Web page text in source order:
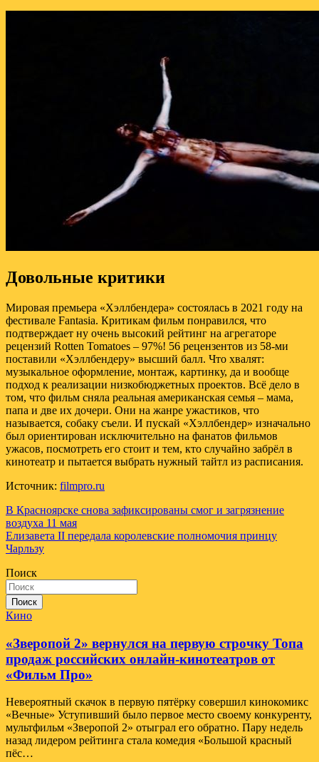
Довольные критики
Мировая премьера «Хэллбендера» состоялась в 2021 году на
фестивале Fantasia. Критикам фильм понравился, что
подтверждает ну очень высокий рейтинг на агрегаторе
рецензий Rotten Tomatoes – 97%! 56 рецензентов из 58-ми
поставили «Хэллбендеру» высший балл. Что хвалят:
музыкальное оформление, монтаж, картинку, да и вообще
подход к реализации низкобюджетных проектов. Всё дело в
том, что фильм сняла реальная американская семья – мама,
папа и две их дочери. Они на жанре ужастиков, что
называется, собаку съели. И пускай «Хэллбендер» изначально
был ориентирован исключительно на фанатов фильмов
ужасов, посмотреть его стоит и тем, кто случайно забрёл в
кинотеатр и пытается выбрать нужный тайтл из расписания.
Источник: filmpro.ru
Навигация
по
записям
В Красноярске снова зафиксированы смог и загрязнение
воздуха 11 мая
Елизавета II передала королевские полномочия принцу
Чарльзу
Поиск
Поиск
Кино
«Зверопой 2» вернулся на первую строчку Топа
продаж российских онлайн-кинотеатров от
«Фильм Про»
Невероятный скачок в первую пятёрку совершил кинокомикс
«Вечные» Уступивший было первое место своему конкуренту,
мультфильм «Зверопой 2» отыграл его обратно. Пару недель
назад лидером рейтинга стала комедия «Большой красный
пёс…